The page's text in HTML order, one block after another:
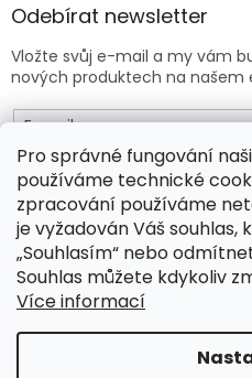
Pro správné fungování
používáme technické
zpracování používáme
je vyžadován Váš
„Souhlasím“ nebo
Souhlas můžete kdykoliv
Více informací
Odebírat newsletter
Vložte svůj e-mail a my vám
nových produktech na našem
E-mail
Vložením e-mailu souhlasíte
PŘIHLÁSIT SE
Vytvořil